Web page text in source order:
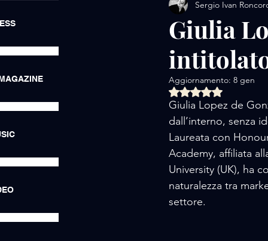
AMORE / EXHIBITIONS
AMORE / LUXURY LIFE
AMORE / HOTEL
Giulia
Sergio Ivan
Aggiornamento: 8 gen
Valutazione NaN
Giulia Lopez de
dall’interno, senza
Laureata con
Academy, affiliata
University (UK), ha
naturalezza tra
settore.